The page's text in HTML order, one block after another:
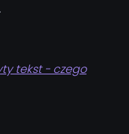
tekst - czego